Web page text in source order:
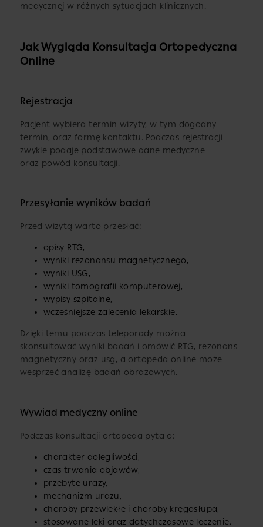
medycznej w różnych sytuacjach klinicznych.
Jak Wygląda Konsultacja Ortopedyczna
Online
Rejestracja
Pacjent wybiera termin wizyty, w tym dogodny
termin, oraz formę kontaktu. Podczas rejestracji
zwykle podaje podstawowe dane medyczne
oraz powód konsultacji.
Przesyłanie wyników badań
Przed wizytą warto przesłać:
opisy RTG,
wyniki rezonansu magnetycznego,
wyniki USG,
wyniki tomografii komputerowej,
wypisy szpitalne,
wcześniejsze zalecenia lekarskie.
Dzięki temu podczas teleporady można
skonsultować wyniki badań i omówić RTG, rezonans
magnetyczny oraz usg, a ortopeda online może
wesprzeć analizę badań obrazowych.
Wywiad medyczny online
Podczas konsultacji ortopeda pyta o:
charakter dolegliwości,
czas trwania objawów,
przebyte urazy,
mechanizm urazu,
choroby przewlekłe i choroby kręgosłupa,
stosowane leki oraz dotychczasowe leczenie.